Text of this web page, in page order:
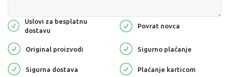
Uslovi za besplatnu
dostavu
Povrat novca
Original proizvodi Sigurno plaćanje
Sigurna dostava Plaćanje karticom